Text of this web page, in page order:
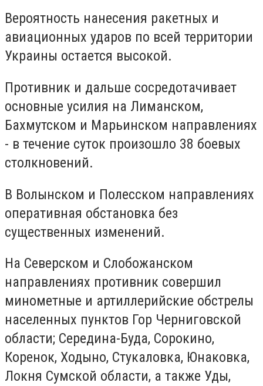
Вероятность нанесения ракетных и
авиационных ударов по всей территории
Украины остается высокой.
Противник и дальше сосредотачивает
основные усилия на Лиманском,
Бахмутском и Марьинском направлениях
- в течение суток произошло 38 боевых
столкновений.
В Волынском и Полесском направлениях
оперативная обстановка без
существенных изменений.
На Северском и Слобожанском
направлениях противник совершил
минометные и артиллерийские обстрелы
населенных пунктов Гор Черниговской
области; Середина-Буда, Сорокино,
Коренок, Ходыно, Стукаловка, Юнаковка,
Локня Сумской области, а также Уды,